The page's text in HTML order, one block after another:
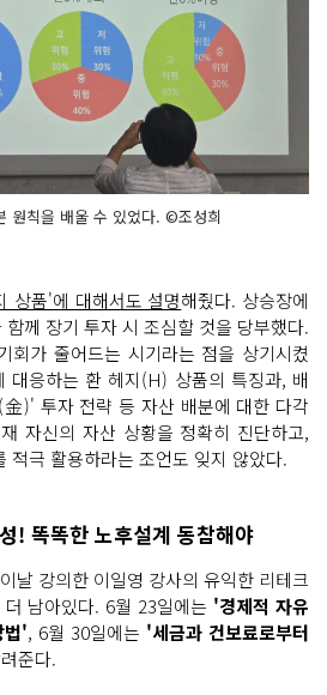
원칙을 배울 수 있었다. ©조성희
상품'에 대해서도 설명해줬다. 상승장에
께 장기 투자 시 조심할 것을 당부했다.
회가 줄어드는 시기라는 점을 상기시켰
대응하는 환 헤지(H) 상품의 특징과, 배
)' 투자 전략 등 자산 배분에 대한 다각
자신의 자산 상황을 정확히 진단하고,
적극 활용하라는 조언도 잊지 않았다.
! 똑똑한 노후설계 동참해야
날 강의한 이일영 강사의 유익한 리테크
남아있다. 6월 23일에는 '경제적 자유
법', 6월 30일에는 '세금과 건보료로부터
준다.